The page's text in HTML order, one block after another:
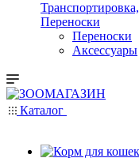
Транспортировка,
Переноски
Переноски
Аксессуары
Каталог